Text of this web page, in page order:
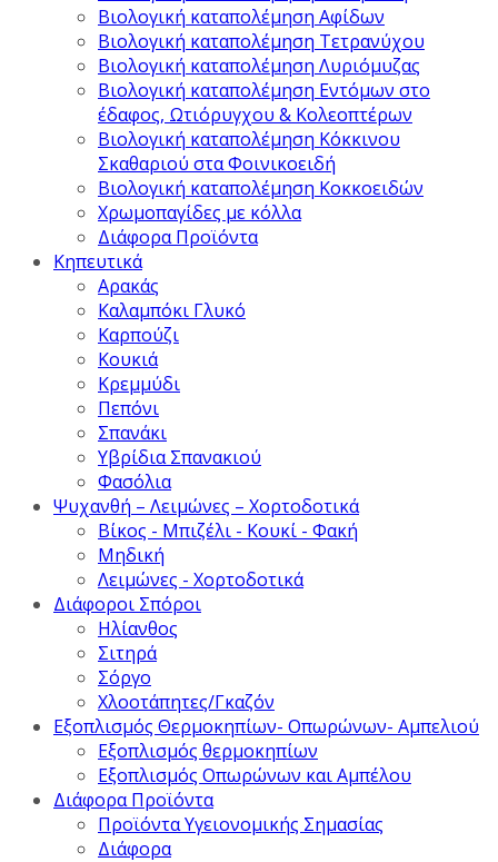
Βιολογική καταπολέμηση Αφίδων
Βιολογική καταπολέμηση Τετρανύχου
Βιολογική καταπολέμηση Λυριόμυζας
Βιολογική καταπολέμηση Εντόμων στο
έδαφος, Ωτιόρυγχου & Κολεοπτέρων
Βιολογική καταπολέμηση Κόκκινου
Σκαθαριού στα Φοινικοειδή
Βιολογική καταπολέμηση Κοκκοειδών
Χρωμοπαγίδες με κόλλα
Διάφορα Προϊόντα
Κηπευτικά
Αρακάς
Καλαμπόκι Γλυκό
Καρπούζι
Κουκιά
Κρεμμύδι
Πεπόνι
Σπανάκι
Υβρίδια Σπανακιού
Φασόλια
Ψυχανθή – Λειμώνες – Χορτοδοτικά
Βίκος - Μπιζέλι - Κουκί - Φακή
Μηδική
Λειμώνες - Χορτοδοτικά
Διάφοροι Σπόροι
Ηλίανθος
Σιτηρά
Σόργο
Χλοοτάπητες/Γκαζόν
Εξοπλισμός Θερμοκηπίων- Οπωρώνων- Αμπελιού
Εξοπλισμός θερμοκηπίων
Εξοπλισμός Οπωρώνων και Αμπέλου
Διάφορα Προϊόντα
Προϊόντα Υγειονομικής Σημασίας
Διάφορα